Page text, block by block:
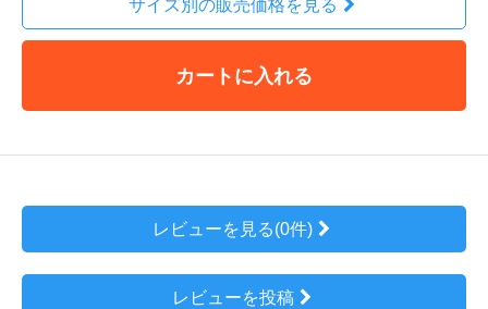
サイズ別の販売価格を見る
カートに入れる
レビューを見る(0件)
レビューを投稿